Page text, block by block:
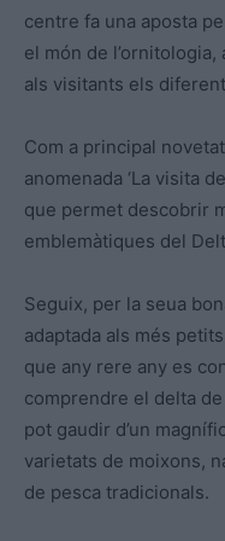
centre fa una aposta
el món de
als visitants els
Com a principal
anomenada ‘La visita
que permet descobrir
emblemàtiques del
Seguix, per la seua
adaptada als més
que any rere any es
comprendre el delta
pot gaudir d’un
varietats de moixons,
de pesca tradicionals.